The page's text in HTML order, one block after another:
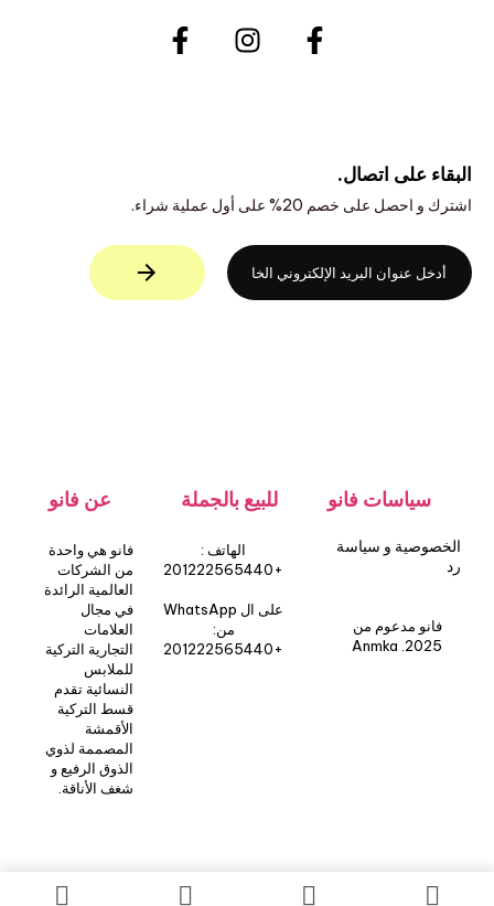
البقاء على اتصال.
اشترك و احصل على خصم 20% على أول عملية شراء.
سياسات فانو
الخصوصية و سياسة
رد
فانو مدعوم من
Anmka .2025
للبيع بالجملة
الهاتف :
+201222565440
على ال WhatsApp
من:
+201222565440
عن فانو
فانو هي واحدة
من الشركات
العالمية الرائدة
في مجال
العلامات
التجارية التركية
للملابس
النسائية تقدم
قسط التركية
الأقمشة
المصممة لذوي
الذوق الرفيع و
شغف الأناقة.